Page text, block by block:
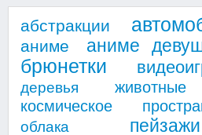
Вход
абстракции
аниме аниме
брюнетки
деревья животные
космическое
облака пейзажи